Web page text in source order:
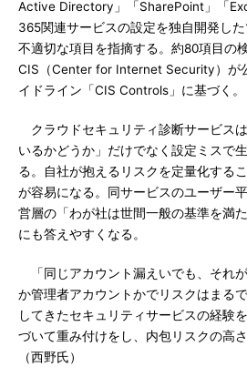
Active Directory」「SharePoint」「
365関連サービスの設定を独自開発した
不適切な項目を指摘する。約80項目の
CIS（Center for Internet Security）が
イドライン「CIS Controls」に基づく。
クラウドセキュリティ診断サービス
いるかどうか」だけでなく設定ミスで
る。自社が抱えるリスクを定量化する
が容易になる。同サービスのユーザー
営層の「わが社は世間一般の基準を満
にも答えやすくなる。
「同じアカウント漏えいでも、それ
か管理者アカウントかでリスクはまる
してきたセキュリティサービスの経験
づいて重み付けをし、内包リスクの高
（西野氏）